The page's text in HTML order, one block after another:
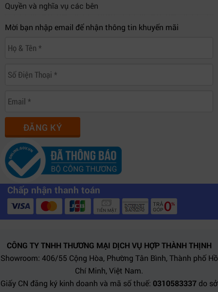
Quyền và nghĩa vụ các bên
Mời bạn nhập email để nhận thông tin khuyến mãi
ĐĂNG KÝ
Chấp nhận thanh toán
CÔNG TY TNHH THƯƠNG MẠI DỊCH VỤ HỢP THÀNH THỊNH
Showroom: 406/55 Cộng Hòa, Phường Tân Bình, Thành phố Hồ
Chí Minh, Việt Nam.
Giấy CN đăng ký kinh doanh và mã số thuế: 0310583337 do sở